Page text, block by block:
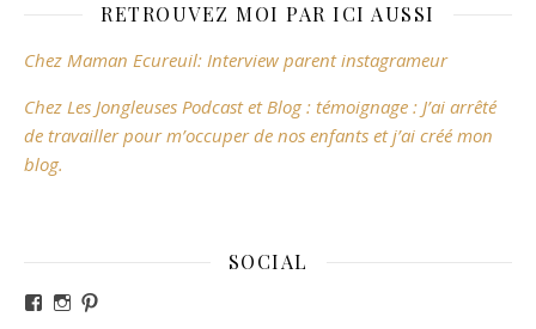
RETROUVEZ MOI PAR ICI AUSSI
Chez Maman Ecureuil: Interview parent instagrameur
Chez Les Jongleuses Podcast et Blog : témoignage : J’ai arrêté
de travailler pour m’occuper de nos enfants et j’ai créé mon
blog.
SOCIAL
Voir le profil de revesdefripouilles sur Facebook
Voir le profil de claire_revesdefripouilles sur